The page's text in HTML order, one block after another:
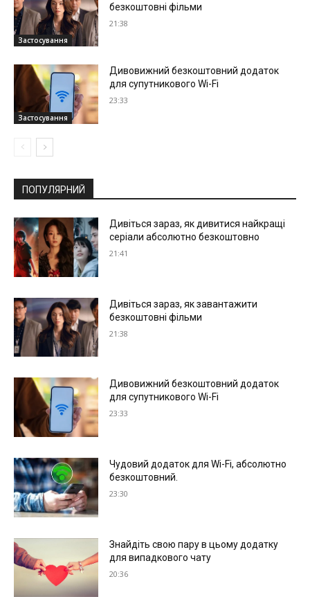
Застосування
безкоштовні фільми
21:38
Застосування
Дивовижний безкоштовний додаток
для супутникового Wi-Fi
23:33
ПОПУЛЯРНИЙ
Дивіться зараз, як дивитися найкращі
серіали абсолютно безкоштовно
21:41
Дивіться зараз, як завантажити
безкоштовні фільми
21:38
Дивовижний безкоштовний додаток
для супутникового Wi-Fi
23:33
Чудовий додаток для Wi-Fi, абсолютно
безкоштовний.
23:30
Знайдіть свою пару в цьому додатку
для випадкового чату
20:36